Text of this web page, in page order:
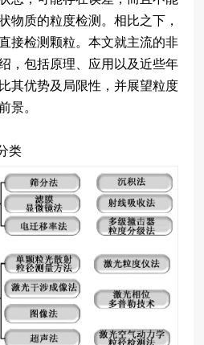
物质的粒度检测。相比之下，
接检测颗粒。本文就主流的非
，包括原理、应用以及近些年
其优势及局限性，并展望粒度
景。
类